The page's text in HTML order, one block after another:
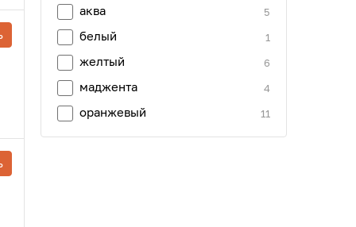
аква 5
белый 1
желтый 6
маджента 4
оранжевый 11